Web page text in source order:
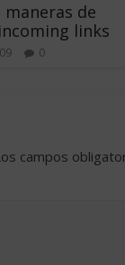
maneras de
links
0
campos